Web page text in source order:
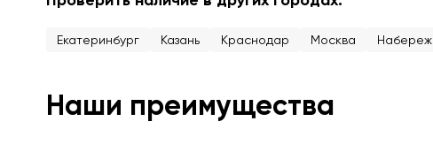
Екатеринбург Казань Краснодар Москва
Наши преимущества